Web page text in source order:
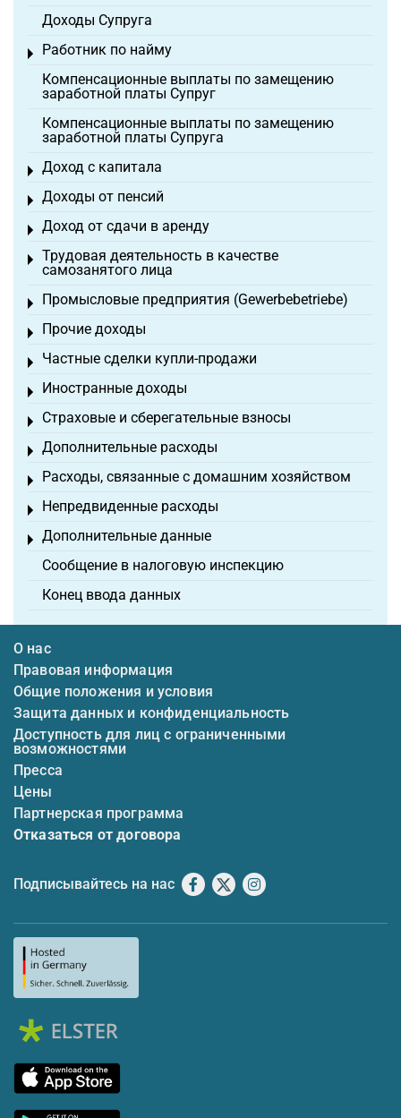
Доходы Супруга
Работник по найму
Toggle menu
Компенсационные выплаты по замещению
заработной платы Супруг
Компенсационные выплаты по замещению
заработной платы Супруга
Доход с капитала
Toggle menu
Доходы от пенсий
Toggle menu
Доход от сдачи в аренду
Toggle menu
Трудовая деятельность в качестве
самозанятого лица
Toggle menu
Промысловые предприятия (Gewerbebetriebe)
Toggle menu
Прочие доходы
Toggle menu
Частные сделки купли-продажи
Toggle menu
Иностранные доходы
Toggle menu
Страховые и сберегательные взносы
Toggle menu
Дополнительные расходы
Toggle menu
Расходы, связанные с домашним хозяйством
Toggle menu
Непредвиденные расходы
Toggle menu
Дополнительные данные
Toggle menu
Сообщение в налоговую инспекцию
Конец ввода данных
О нас
Правовая информация
Общие положения и условия
Защита данных и конфиденциальность
Доступность для лиц с ограниченными
возможностями
Пресса
Цены
Партнерская программа
Отказаться от договора
Подписывайтесь на нас Facebook
X Instagram